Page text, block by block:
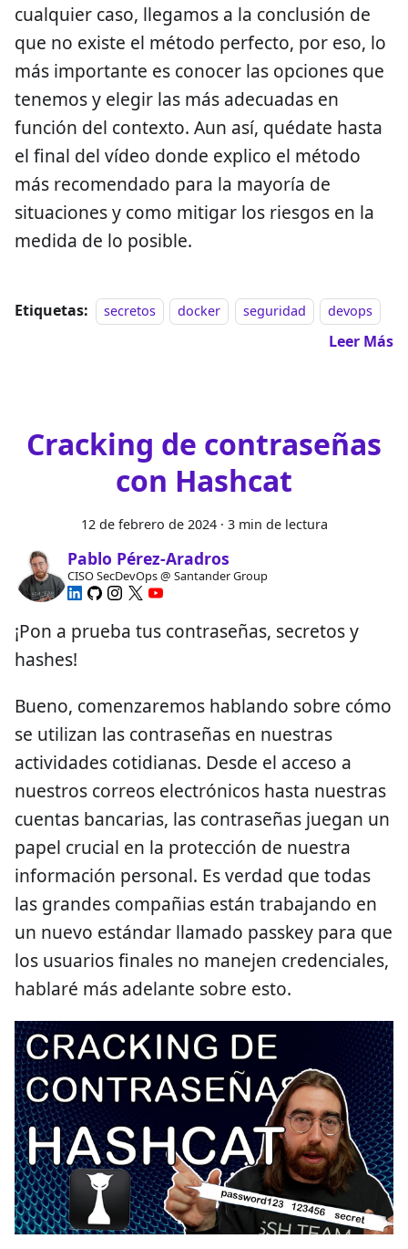
cualquier caso, llegamos a la conclusión de
que no existe el método perfecto, por eso, lo
más importante es conocer las opciones que
tenemos y elegir las más adecuadas en
función del contexto. Aun así, quédate hasta
el final del vídeo donde explico el método
más recomendado para la mayoría de
situaciones y como mitigar los riesgos en la
medida de lo posible.
Etiquetas: secretos docker seguridad devops
Leer Más
Cracking de contraseñas
con Hashcat
12 de febrero de 2024· 3 min de lectura
Pablo Pérez-Aradros
CISO SecDevOps @ Santander Group
¡Pon a prueba tus contraseñas, secretos y
hashes!
Bueno, comenzaremos hablando sobre cómo
se utilizan las contraseñas en nuestras
actividades cotidianas. Desde el acceso a
nuestros correos electrónicos hasta nuestras
cuentas bancarias, las contraseñas juegan un
papel crucial en la protección de nuestra
información personal. Es verdad que todas
las grandes compañias están trabajando en
un nuevo estándar llamado passkey para que
los usuarios finales no manejen credenciales,
hablaré más adelante sobre esto.